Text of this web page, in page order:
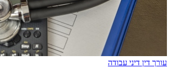
עורך דין דיני עבודה